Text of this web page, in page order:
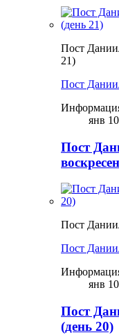
Пост
21)
Пост
янв
Пост
Пост
Пост
янв
Пост
(день 20)